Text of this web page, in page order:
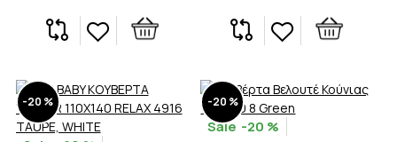
-20 %
-20 %
-20 %